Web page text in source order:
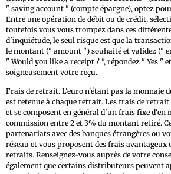
" saving account " (compte épargne), optez
Entre une opération de débit ou de crédit,
toutefois vous vous trompez dans ces
d'inquiétude, le seul risque est que la
le montant (" amount ") souhaité et validez ("
" Would you like a receipt ? ", répondez " Yes "
soigneusement votre reçu.
Frais de retrait. L'euro n'étant pas la monnaie
est retenue à chaque retrait. Les frais de
et se composent en général d'un frais fixe d'en
commission entre 2 et 3% du montant retiré.
partenariats avec des banques étrangères ou
réseau et vous proposent des frais avantageux
retraits. Renseignez-vous auprès de votre
également que certains distributeurs peuvent